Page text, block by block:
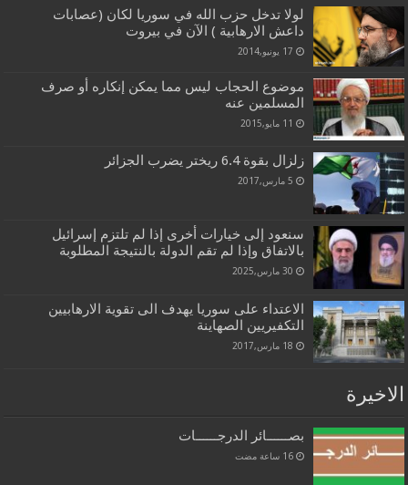
لولا تدخل حزب الله في سوريا لكان (عصابات
داعش الارهابية ) الآن في بيروت
17 يونيو,2014
موضوع الحجاب ليس مما يمكن إنكاره أو صرف
المسلمين عنه
11 مايو,2015
زلزال بقوة 6.4 ريختر يضرب الجزائر
5 مارس,2017
سنعود إلى خيارات أخرى إذا لم تلتزم إسرائيل
بالاتفاق وإذا لم تقم الدولة بالنتيجة المطلوبة
30 مارس,2025
الاعتداء على سوريا يهدف الى تقوية الارهابيين
التكفيريين الصهاينة
18 مارس,2017
الاخيرة
بصــــــائر الدرجــــــات
‏16 ساعة مضت